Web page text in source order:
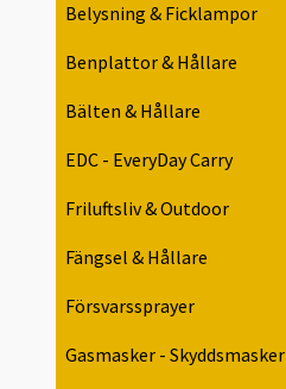
Belysning & Ficklampor
Benplattor & Hållare
Bälten & Hållare
EDC - EveryDay Carry
Friluftsliv & Outdoor
Fängsel & Hållare
Försvarssprayer
Gasmasker - Skyddsmasker